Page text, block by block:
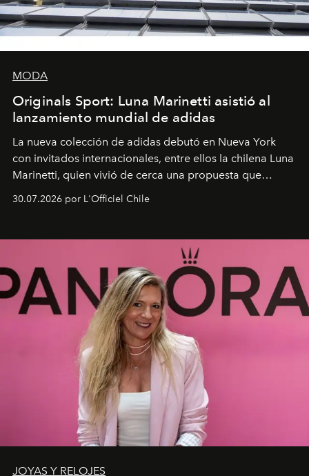
MODA
Originals Sport: Luna Marinetti asistió al
lanzamiento mundial de adidas
La nueva colección de adidas debutó en Nueva York
con invitados internacionales, entre ellos la chilena Luna
Marinetti, quien vivió de cerca una propuesta que
fusiona moda y rendimiento.
30.07.2026 por L'Officiel Chile
JOYAS Y RELOJES